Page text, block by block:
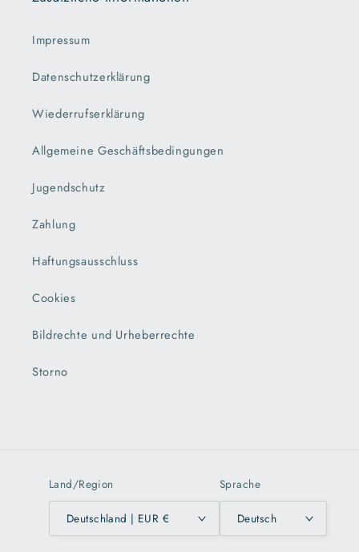
Impressum
Datenschutzerklärung
Wiederrufserklärung
Allgemeine Geschäftsbedingungen
Jugendschutz
Zahlung
Haftungsausschluss
Cookies
Bildrechte und Urheberrechte
Storno
Land/Region
Deutschland | EUR €
Sprache
Deutsch